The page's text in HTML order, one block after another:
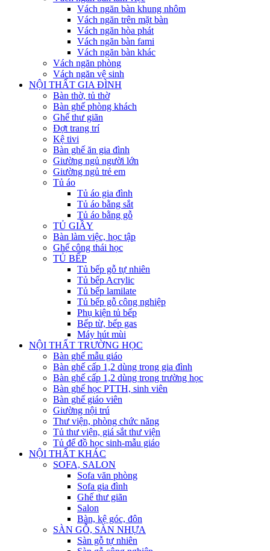
Vách ngăn bàn khung nhôm
Vách ngăn trên mặt bàn
Vách ngăn hòa phát
Vách ngăn bàn fami
Vách ngăn bàn khác
Vách ngăn phòng
Vách ngăn vệ sinh
NỘI THẤT GIA ĐÌNH
Bàn thờ, tủ thờ
Bàn ghế phòng khách
Ghế thư giãn
Đợt trang trí
Kệ tivi
Bàn ghế ăn gia đình
Giường ngủ người lớn
Giường ngủ trẻ em
Tủ áo
Tủ áo gia đình
Tủ áo bằng sắt
Tủ áo bằng gỗ
TỦ GIẦY
Bàn làm việc, học tập
Ghế công thái học
TỦ BẾP
Tủ bếp gỗ tự nhiên
Tủ bếp Acrylic
Tủ bếp lamilate
Tủ bếp gỗ công nghiệp
Phụ kiện tủ bếp
Bếp từ, bếp gas
Máy hút mùi
NỘI THẤT TRƯỜNG HỌC
Bàn ghế mẫu giáo
Bàn ghế cấp 1,2 dùng trong gia đình
Bàn ghế cấp 1,2 dùng trong trường học
Bàn ghế học PTTH, sinh viên
Bàn ghế giáo viên
Giường nội trú
Thư viện, phòng chức năng
Tủ thư viện, giá sắt thư viện
Tủ để đồ học sinh-mẫu giáo
NỘI THẤT KHÁC
SOFA, SALON
Sofa văn phòng
Sofa gia đình
Ghế thư giãn
Salon
Bàn, kệ góc, đôn
SÀN GỖ, SÀN NHỰA
Sàn gỗ tự nhiên